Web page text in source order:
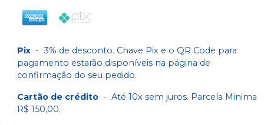
Pix - 3% de desconto. Chave Pix e o QR Code para
pagamento estarão disponíveis na página de
confirmação do seu pedido.
Cartão de crédito - Até 10x sem juros. Parcela Minima
R$ 150,00.